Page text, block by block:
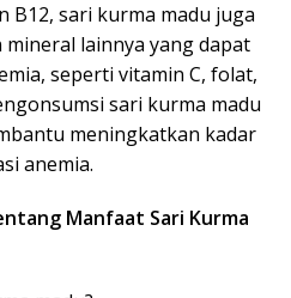
B12, sari kurma madu juga
lainnya yang dapat
seperti vitamin C, folat,
sari kurma madu
meningkatkan kadar
anemia.
Manfaat Sari Kurma